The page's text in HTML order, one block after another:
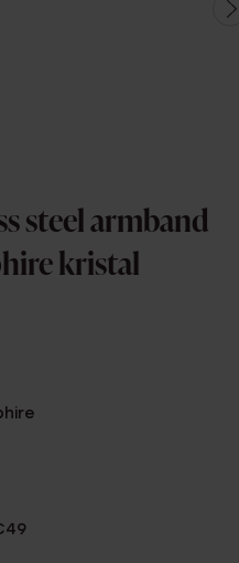
steel armband
kristal